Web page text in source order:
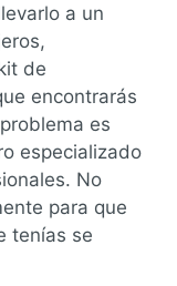
a un
de
encontrarás
es
especializado
No
para que
tenías se